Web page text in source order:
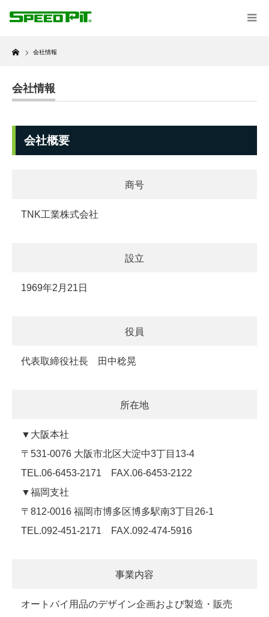
Home
会社情報
会社情報
会社概要
商号
TNK工業株式会社
設立
1969年2月21日
役員
代表取締役社長 田中稔晃
所在地
▼大阪本社
〒531-0076 大阪市北区大淀中3丁目13-4
TEL.06-6453-2171 FAX.06-6453-2122
▼福岡支社
〒812-0016 福岡市博多区博多駅南3丁目26-1
TEL.092-451-2171 FAX.092-474-5916
事業内容
オートバイ用品のデザイン企画および製造・販売